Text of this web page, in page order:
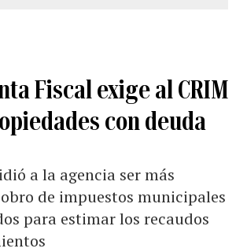
Fiscal exige al CRIM
con deuda
a la agencia ser más
de impuestos municipales
para estimar los recaudos